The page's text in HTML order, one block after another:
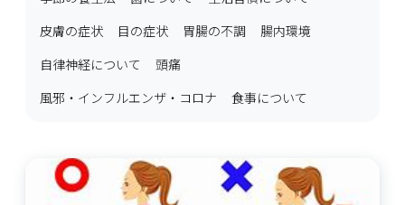
皮膚の症状
目の症状 胃腸の不調
腸内環境
自律神経について
頭痛
風邪・インフルエンザ・コロナ
食事について